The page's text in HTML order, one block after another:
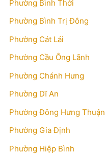
Phường Bình Thới
Phường Bình Trị Đông
Phường Cát Lái
Phường Cầu Ông Lãnh
Phường Chánh Hưng
Phường Dĩ An
Phường Đông Hưng Thuận
Phường Gia Định
Phường Hiệp Bình